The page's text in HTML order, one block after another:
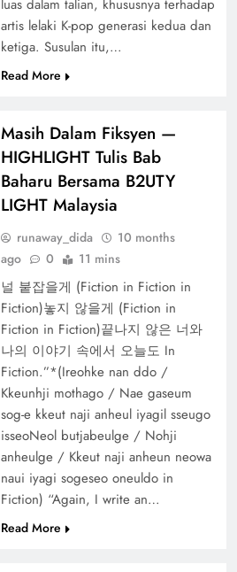
luas dalam talian, khususnya terhadap
artis lelaki K-pop generasi kedua dan
ketiga. Susulan itu,…
Read More
Masih Dalam Fiksyen —
HIGHLIGHT Tulis Bab
Baharu Bersama B2UTY
LIGHT Malaysia
runaway_dida
10 months
ago
0 11 mins
널 붙잡을게 (Fiction in Fiction in
Fiction)놓지 않을게 (Fiction in
Fiction in Fiction)끝나지 않은 너와
나의 이야기 속에서 오늘도 In
Fiction.”*(Ireohke nan ddo /
Kkeunhji mothago / Nae gaseum
sog-e kkeut naji anheul iyagil sseugo
isseoNeol butjabeulge / Nohji
anheulge / Kkeut naji anheun neowa
naui iyagi sogeseo oneuldo in
Fiction) “Again, I write an…
Read More